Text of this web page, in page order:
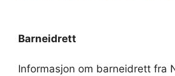
Barneidrett
Informasjon om barneidrett fra